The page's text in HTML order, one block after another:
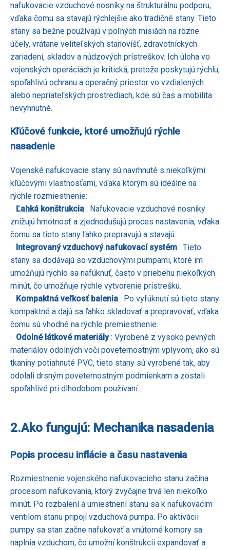
nafukovacie vzduchové nosníky na štrukturálnu podporu,
vďaka čomu sa stavajú rýchlejšie ako tradičné stany. Tieto
stany sa bežne používajú v poľných misiách na rôzne
účely, vrátane veliteľských stanovíšť, zdravotníckych
zariadení, skladov a núdzových prístreškov. Ich úloha vo
vojenských operáciách je kritická, pretože poskytujú rýchlu,
spoľahlivú ochranu a operačný priestor vo vzdialených
alebo nepriateľských prostrediach, kde sú čas a mobilita
nevyhnutné.
Kľúčové funkcie, ktoré umožňujú rýchle
nasadenie
Vojenské nafukovacie stany sú navrhnuté s niekoľkými
kľúčovými vlastnosťami, vďaka ktorým sú ideálne na
rýchle rozmiestnenie:
· Ľahká konštrukcia : Nafukovacie vzduchové nosníky
znižujú hmotnosť a zjednodušujú proces nastavenia, vďaka
čomu sa tieto stany ľahko prepravujú a stavajú.
· Integrovaný vzduchový nafukovací systém : Tieto
stany sa dodávajú so vzduchovými pumpami, ktoré im
umožňujú rýchlo sa nafúknuť, často v priebehu niekoľkých
minút, čo umožňuje rýchle vytvorenie prístrešku.
· Kompaktná veľkosť balenia : Po vyfúknutí sú tieto stany
kompaktné a dajú sa ľahko skladovať a prepravovať, vďaka
čomu sú vhodné na rýchle premiestnenie.
· Odolné látkové materiály: Vyrobené z vysoko pevných
materiálov odolných voči poveternostným vplyvom, ako sú
tkaniny potiahnuté PVC, tieto stany sú vyrobené tak, aby
odolali drsným poveternostným podmienkam a zostali
spoľahlivé pri dlhodobom používaní.
2.Ako fungujú: Mechanika nasadenia
Popis procesu inflácie a času nastavenia
Rozmiestnenie vojenského nafukovacieho stanu začína
procesom nafukovania, ktorý zvyčajne trvá len niekoľko
minút. Po rozbalení a umiestnení stanu sa k nafukovacím
ventilom stanu pripojí vzduchová pumpa. Po aktivácii
pumpy sa stan začne nafukovať a vnútorné komory sa
naplnia vzduchom, čo umožní konštrukcii expandovať a